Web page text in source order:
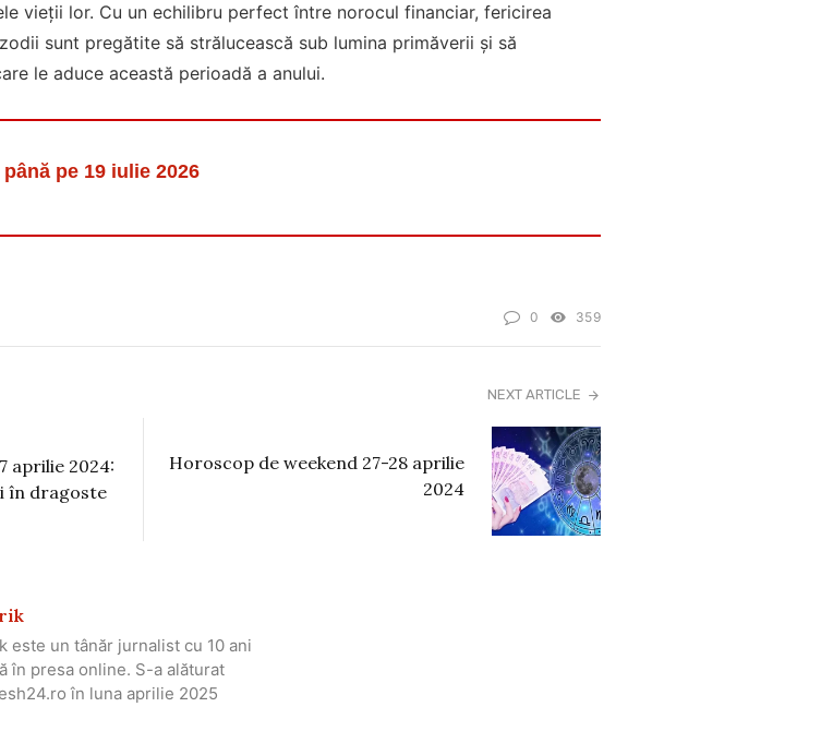
vieții lor. Cu un echilibru perfect între norocul financiar, fericirea
sunt pregătite să strălucească sub lumina primăverii și să
le aduce această perioadă a anului.
pe 19 iulie 2026
0 359
aprilie 2024:
în dragoste
NEXT ARTICLE
Horoscop de weekend 27-28 aprilie
2024
este un tânăr jurnalist cu 10 ani
în presa online. S-a alăturat
în luna aprilie 2025